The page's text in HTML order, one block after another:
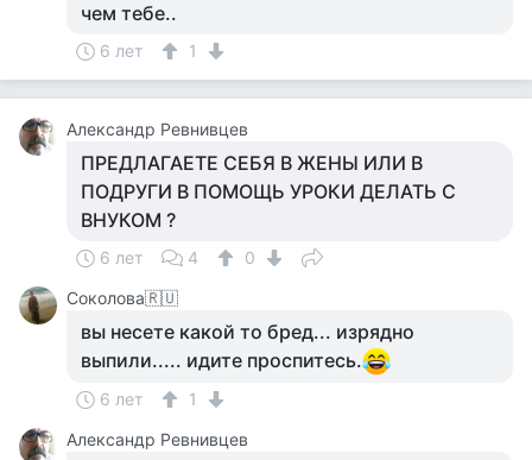
чем тебе..
6 лет 1
Александр Ревнивцев
ПРЕДЛАГАЕТЕ СЕБЯ В ЖЕНЫ ИЛИ В
ПОДРУГИ В ПОМОЩЬ УРОКИ ДЕЛАТЬ С
ВНУКОМ ?
6 лет 4
0
Соколова🇷🇺
вы несете какой то бред... изрядно
выпили..... идите проспитесь.
6 лет
1
Александр Ревнивцев